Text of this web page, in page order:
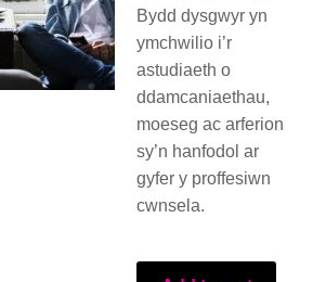
Bydd dysgwyr yn
ymchwilio i’r
astudiaeth o
ddamcaniaethau,
moeseg ac arferion
sy’n hanfodol ar
gyfer y proffesiwn
cwnsela.